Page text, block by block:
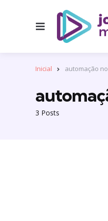
Inicial automação
3 Posts